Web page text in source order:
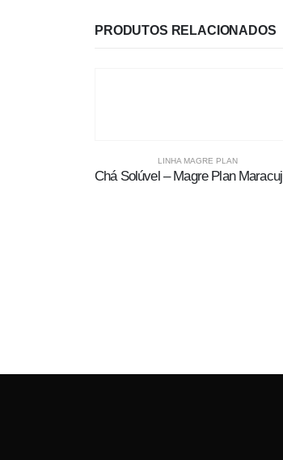
PRODUTOS RELACIONADOS
LINHA MAGRE PLAN